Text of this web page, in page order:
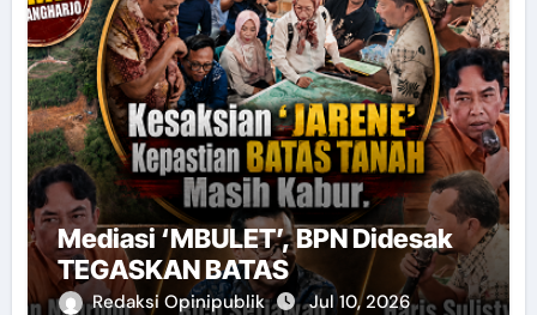
Mediasi ‘MBULET’, BPN Didesak
TEGASKAN BATAS
Redaksi Opinipublik Jul 10, 2026